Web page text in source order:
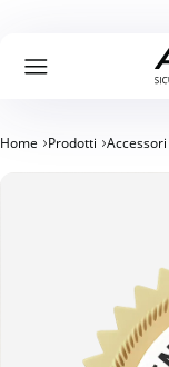
Home Prodotti Accessori